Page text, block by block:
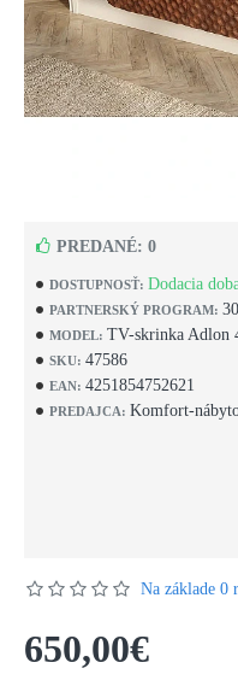
DOSTUPNOSŤ: Dodacia
PARTNERSKÝ PROGRAM: 30
MODEL: TV-skrinka Adlon
SKU: 47586
EAN: 4251854752621
PREDAJCA: Komfort-
PREDANÉ: 0
Na základe 0
650,00€